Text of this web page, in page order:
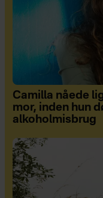
Camilla nåede
mor, inden hun
alkoholmisbrug